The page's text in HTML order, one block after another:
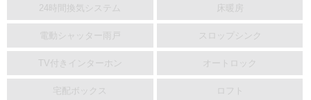
24時間換気システム 床暖房
電動シャッター雨戸 スロップシンク
TV付きインターホン オートロック
宅配ボックス ロフト